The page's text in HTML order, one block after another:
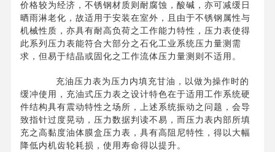
价格较为经济，不锈钢材质则耐腐蚀，酸碱，亦可减缓日
晒雨淋老化，故适用于安装在室外，且由于不锈钢属性与
机械性质，亦具有耐高负荷之工作能力特性，压力表使得
此系列压力表能符合大部分之石化工业系统压力量测需
求，但易于结晶或固化之工作流体压力量测则不适用。
充油压力表为压力内填充甘油，以做为操作时的
缓冲使用，充油式压力表之设计特色在于适用工作系统硬
件结构具有震动特性之场所，上述系统振动之问题，会导
致指针过度晃动，压力数据判读不易，而压力表内部所填
充之高黏度油体膜盒压力表，具有高阻尼特性，得以大幅
降低内机齿轮耗损，使用寿命得以提升。